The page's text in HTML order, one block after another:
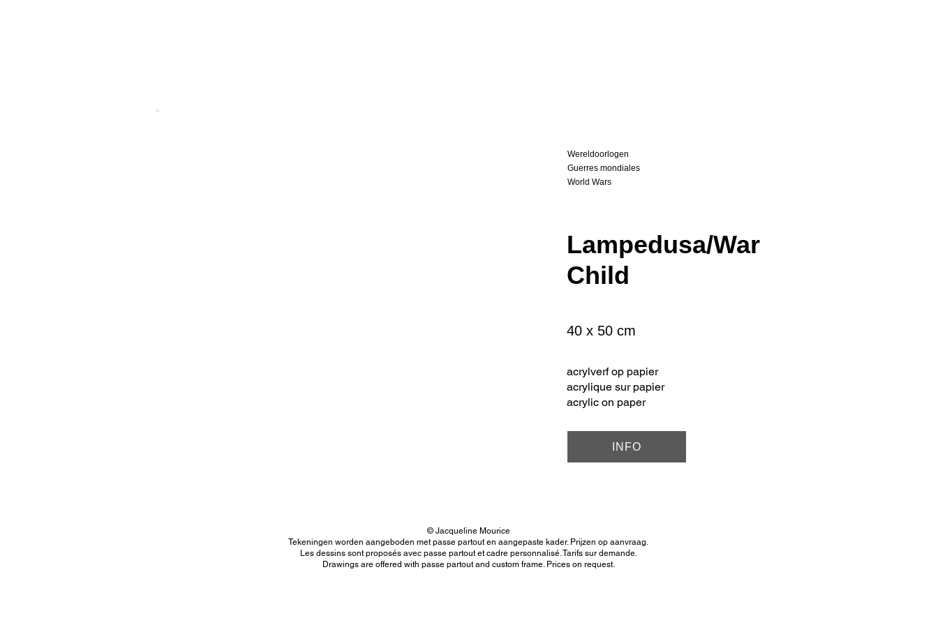
Wereldoorlogen
Guerres mondiales
World Wars
Lampedusa/War
Child
40 x 50 cm
acrylverf op papier
acrylique sur papier
acrylic on paper
INFO
© Jacqueline Mourice
Tekeningen worden aangeboden met passe partout en aangepaste kader. Prijzen op aanvraag.
Les dessins sont proposés avec passe partout et cadre personnalisé. Tarifs sur demande.
Drawings are offered with passe partout and custom frame. Prices on request.